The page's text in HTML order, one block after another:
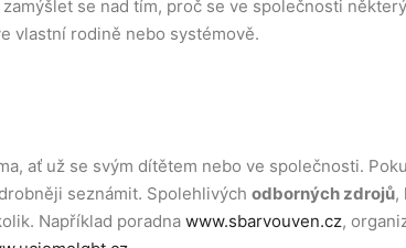
se nad tím, proč se ve společnosti
vlastní rodině nebo systémově.
ať už se svým dítětem nebo ve společnosti.
seznámit. Spolehlivých odborných zdrojů,
Například poradna www.sbarvouven.cz,